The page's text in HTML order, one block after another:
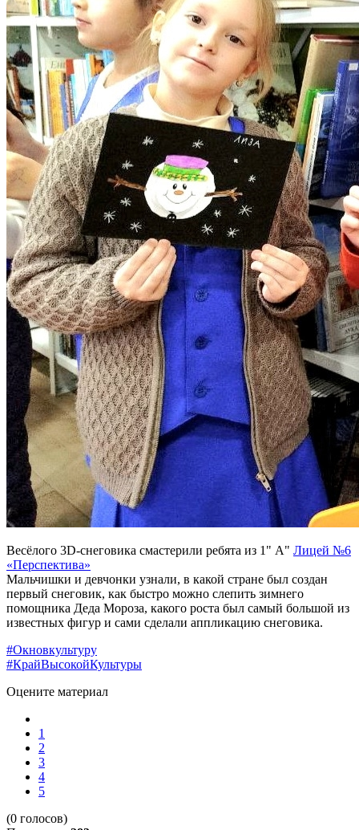
Весёлого 3D-снеговика смастерили ребята из 1" А" Лицей №6
«Перспектива»
Мальчишки и девчонки узнали, в какой стране был создан
первый снеговик, как быстро можно слепить зимнего
помощника Деда Мороза, какого роста был самый большой из
известных фигур и сами сделали аппликацию снеговика.
#Окновкультуру
#КрайВысокойКультуры
Оцените материал
1
2
3
4
5
(0 голосов)